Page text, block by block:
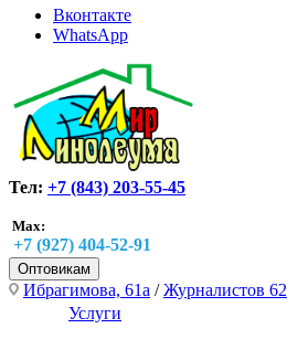
Вконтакте
WhatsApp
Тел: +7 (843) 203-55-45
Max:
+7 (927) 404-52-91
Оптовикам
Ибрагимова, 61а /Журналистов 62
Услуги